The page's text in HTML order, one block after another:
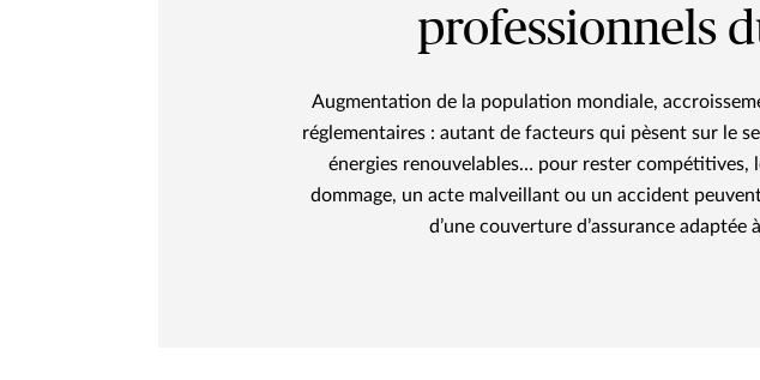
professionnels
Augmentation de la population mondiale,
réglementaires : autant de facteurs qui pèsent sur le
énergies renouvelables… pour rester
dommage, un acte malveillant ou un accident
d’une couverture d’assurance